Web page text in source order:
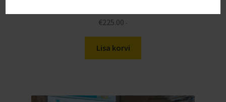
€225.00 -
Lisa korvi